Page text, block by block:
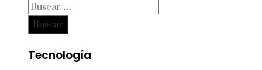
Buscar:
Tecnología